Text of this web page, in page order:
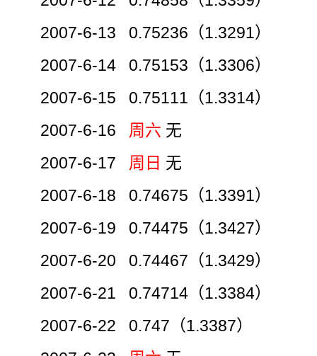
2007-6-13 0.75236（1.3291）
2007-6-14 0.75153（1.3306）
2007-6-15 0.75111（1.3314）
2007-6-16 周六 无
2007-6-17 周日 无
2007-6-18 0.74675（1.3391）
2007-6-19 0.74475（1.3427）
2007-6-20 0.74467（1.3429）
2007-6-21 0.74714（1.3384）
2007-6-22 0.747（1.3387）